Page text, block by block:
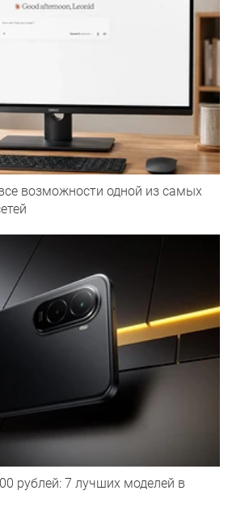
возможности одной из самых
рублей: 7 лучших моделей в